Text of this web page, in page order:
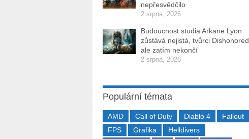
nepřesvědčilo
2 srpna, 2026
Budoucnost studia Arkane Lyon
zůstává nejistá, tvůrci Dishonored
ale zatím nekončí
2 srpna, 2026
Populární témata
AMD Call of Duty Diablo 4
Fallout
FPS
Grafika
Helldivers